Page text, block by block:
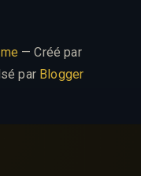
— Créé par
par Blogger